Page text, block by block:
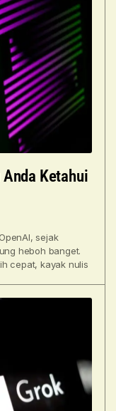
Anda Ketahui
sejak
heboh banget.
cepat, kayak nulis